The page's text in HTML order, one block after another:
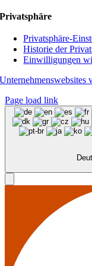
Privatsphäre
Privatsphäre-
Historie der
Einwilligungen
Page load link